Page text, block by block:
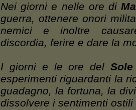
Nei giorni e nelle ore di
guerra, ottenere onori
nemici e inoltre
discordia, ferire e dare la
I giorni e le ore delSole
esperimenti riguardanti la
guadagno, la fortuna, la
dissolvere i sentimenti